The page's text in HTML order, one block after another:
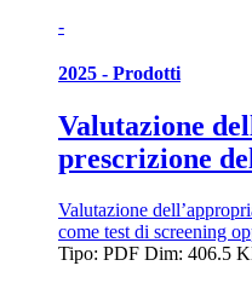
-
2025 - Prodotti
Valutazione
prescrizione
Valutazione
come test di screening
Tipo: PDF Dim: 406.5